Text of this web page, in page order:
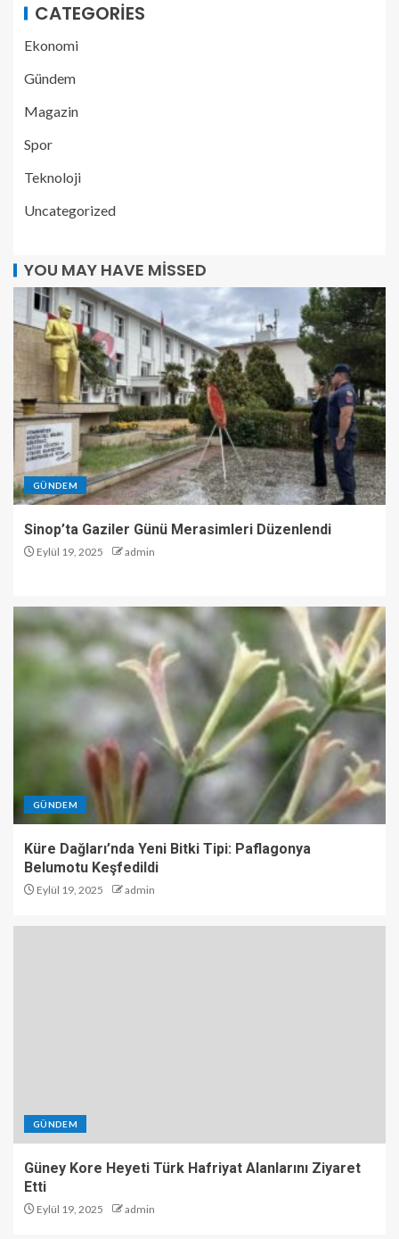
CATEGORIES
Ekonomi
Gündem
Magazin
Spor
Teknoloji
Uncategorized
YOU MAY HAVE MISSED
GÜNDEM
Sinop’ta Gaziler Günü Merasimleri Düzenlendi
Eylül 19, 2025 admin
GÜNDEM
Küre Dağları’nda Yeni Bitki Tipi: Paflagonya
Belumotu Keşfedildi
Eylül 19, 2025 admin
GÜNDEM
Güney Kore Heyeti Türk Hafriyat Alanlarını Ziyaret
Etti
Eylül 19, 2025 admin